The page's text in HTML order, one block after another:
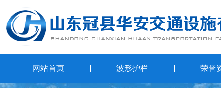
网站首页 波形护栏 荣誉